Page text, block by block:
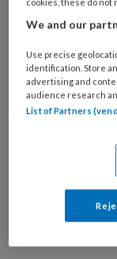
Reflecteren
schending
gebaseerde
setting van
setting, zoals
We and our
Use precise
identification. Store
advertising and
audience research
List of Partners